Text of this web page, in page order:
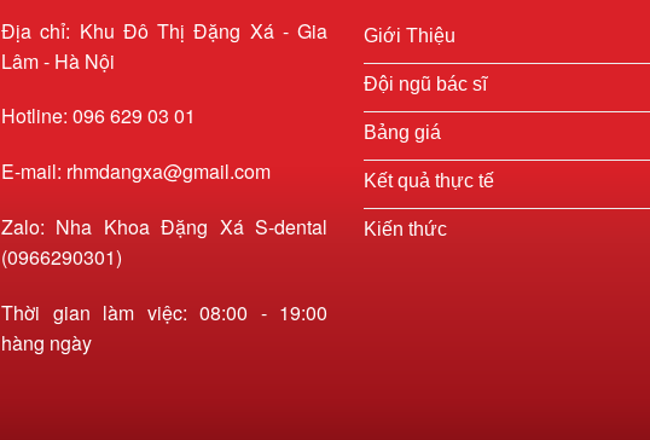
Địa chỉ: Khu Đô Thị Đặng Xá - Gia
Lâm - Hà Nội
Hotline: 096 629 03 01
E-mail: rhmdangxa@gmail.com
Zalo: Nha Khoa Đặng Xá S-dental
(0966290301)
Thời gian làm việc: 08:00 - 19:00
hàng ngày
Giới Thiệu
Đội ngũ bác sĩ
Bảng giá
Kết quả thực tế
Kiến thức